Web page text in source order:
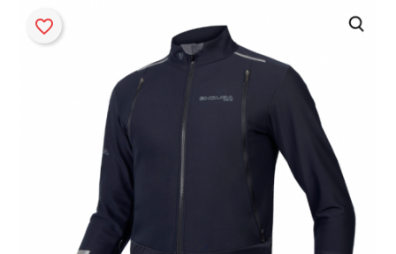
favorite_border